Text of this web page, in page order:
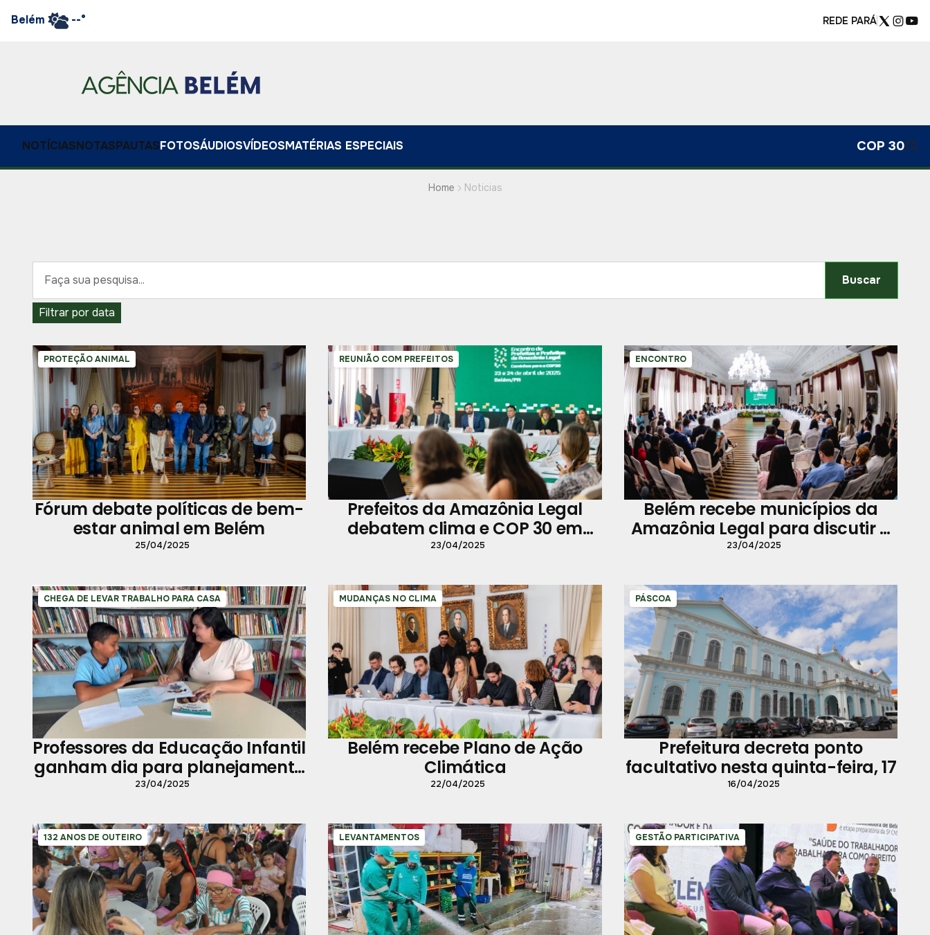
Belém --° REDE PARÁ
NOTÍCIASNOTASPAUTASFOTOSÁUDIOSVÍDEOSMATÉRIAS ESPECIAIS COP 30
Home Noticias
Buscar
Filtrar por data
PROTEÇÃO ANIMAL
Fórum debate políticas de bem-
estar animal em Belém
25/04/2025
REUNIÃO COM PREFEITOS
Prefeitos da Amazônia Legal
debatem clima e COP 30 em
Belém
23/04/2025
ENCONTRO
Belém recebe municípios da
Amazônia Legal para discutir a
COP 30
23/04/2025
CHEGA DE LEVAR TRABALHO PARA CASA
Professores da Educação Infantil
ganham dia para planejamento
de aulas
23/04/2025
MUDANÇAS NO CLIMA
Belém recebe Plano de Ação
Climática
22/04/2025
PÁSCOA
Prefeitura decreta ponto
facultativo nesta quinta-feira, 17
16/04/2025
132 ANOS DE OUTEIRO LEVANTAMENTOS GESTÃO PARTICIPATIVA